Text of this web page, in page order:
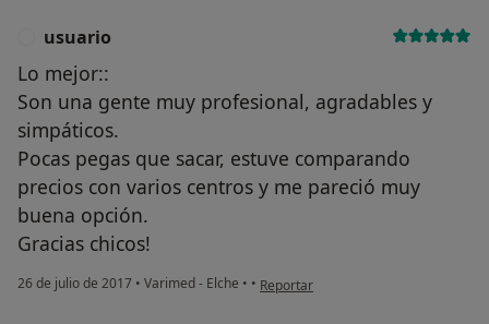
usuario
Lo mejor::
Son una gente muy profesional, agradables y
simpáticos.
Pocas pegas que sacar, estuve comparando
precios con varios centros y me pareció muy
buena opción.
Gracias chicos!
26 de julio de 2017 • Varimed - Elche • • en opinión del usuario usuario
Reportar